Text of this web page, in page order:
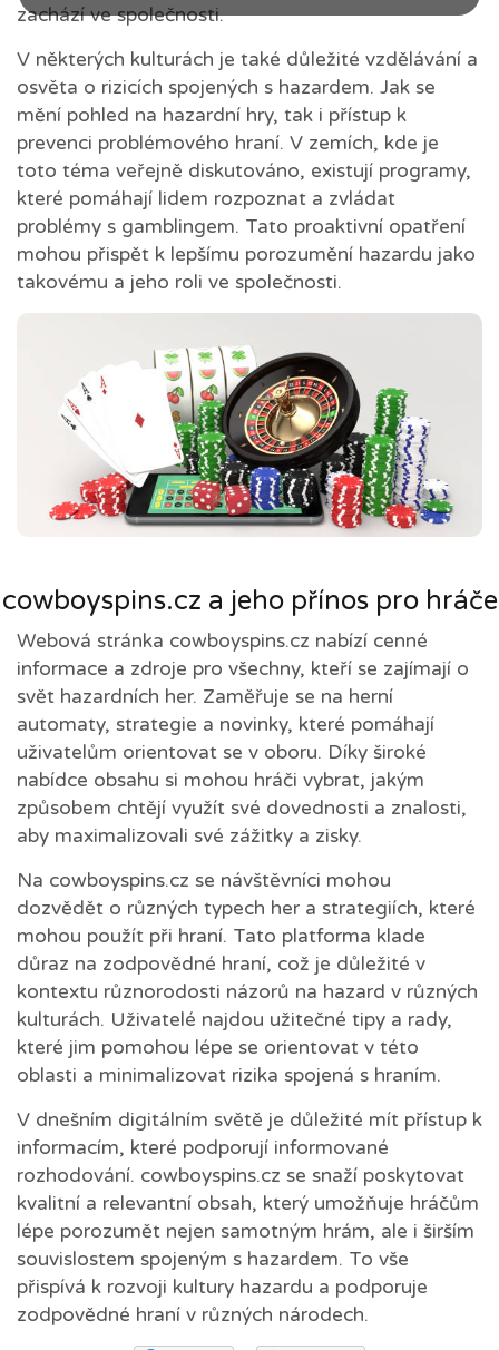
zachází ve společnosti.
V některých kulturách je také důležité vzdělávání a
osvěta o rizicích spojených s hazardem. Jak se
mění pohled na hazardní hry, tak i přístup k
prevenci problémového hraní. V zemích, kde je
toto téma veřejně diskutováno, existují programy,
které pomáhají lidem rozpoznat a zvládat
problémy s gamblingem. Tato proaktivní opatření
mohou přispět k lepšímu porozumění hazardu jako
takovému a jeho roli ve společnosti.
cowboyspins.cz a jeho přínos pro hráče
Webová stránka cowboyspins.cz nabízí cenné
informace a zdroje pro všechny, kteří se zajímají o
svět hazardních her. Zaměřuje se na herní
automaty, strategie a novinky, které pomáhají
uživatelům orientovat se v oboru. Díky široké
nabídce obsahu si mohou hráči vybrat, jakým
způsobem chtějí využít své dovednosti a znalosti,
aby maximalizovali své zážitky a zisky.
Na cowboyspins.cz se návštěvníci mohou
dozvědět o různých typech her a strategiích, které
mohou použít při hraní. Tato platforma klade
důraz na zodpovědné hraní, což je důležité v
kontextu různorodosti názorů na hazard v různých
kulturách. Uživatelé najdou užitečné tipy a rady,
které jim pomohou lépe se orientovat v této
oblasti a minimalizovat rizika spojená s hraním.
V dnešním digitálním světě je důležité mít přístup k
informacím, které podporují informované
rozhodování. cowboyspins.cz se snaží poskytovat
kvalitní a relevantní obsah, který umožňuje hráčům
lépe porozumět nejen samotným hrám, ale i širším
souvislostem spojeným s hazardem. To vše
přispívá k rozvoji kultury hazardu a podporuje
zodpovědné hraní v různých národech.